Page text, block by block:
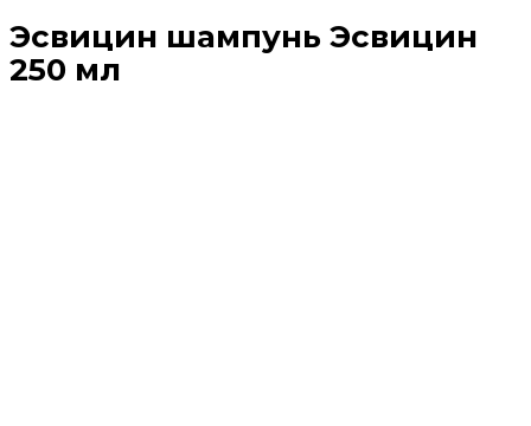
Эсвицин шампунь Эсвицин
250 мл